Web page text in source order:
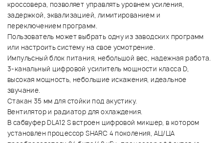
кроссовера, позволяет управлять уровнем усиления,
задержкой, эквализацией, лимитированием и
переключением программ.
Пользователь может выбрать одну из заводских программ
или настроить систему на свое усмотрение.
Импульсный блок питания, небольшой вес, надежная работа.
3-канальный цифровой усилитель мощности класса D,
высокая мощность, небольшие искажения, идеальное
звучание.
Стакан 35 мм для стойки под акустику.
Вентилятор и радиатор для охлаждения.
В сабвуфер DLA12 S встроен цифровой микшер, в котором
установлен процессор SHARC 4 поколения, АЦ/ЦА